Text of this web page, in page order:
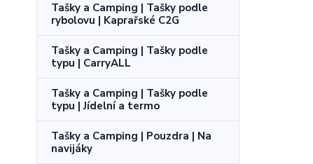
Tašky a Camping | Tašky podle
rybolovu | Kaprařské C2G
Tašky a Camping | Tašky podle
typu | CarryALL
Tašky a Camping | Tašky podle
typu | Jídelní a termo
Tašky a Camping | Pouzdra | Na
navijáky